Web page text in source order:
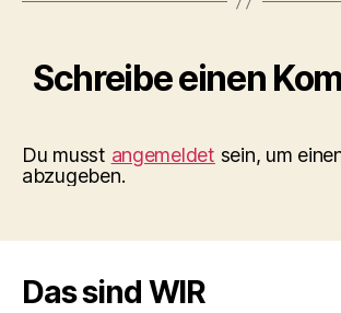
Schreibe einen
Du musst angemeldet sein, um
abzugeben.
Das sind WIR